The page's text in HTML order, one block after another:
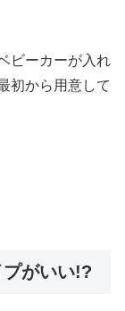
ビーカーが入れ
初から用意して
がいい!?